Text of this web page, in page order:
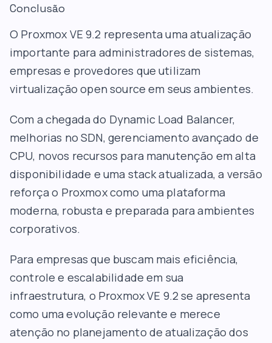
Conclusão
O Proxmox VE 9.2 representa uma atualização
importante para administradores de sistemas,
empresas e provedores que utilizam
virtualização open source em seus ambientes.
Com a chegada do Dynamic Load Balancer,
melhorias no SDN, gerenciamento avançado de
CPU, novos recursos para manutenção em alta
disponibilidade e uma stack atualizada, a versão
reforça o Proxmox como uma plataforma
moderna, robusta e preparada para ambientes
corporativos.
Para empresas que buscam mais eficiência,
controle e escalabilidade em sua
infraestrutura, o Proxmox VE 9.2 se apresenta
como uma evolução relevante e merece
atenção no planejamento de atualização dos